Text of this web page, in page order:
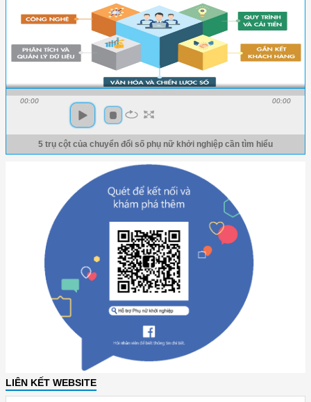
00:00 00:00
5 trụ cột của chuyển đổi số phụ nữ khởi nghiệp cần tìm hiểu
LIÊN KẾT WEBSITE